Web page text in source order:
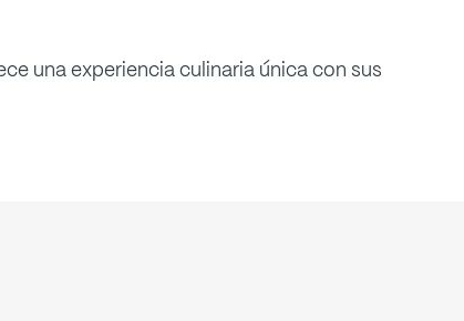
una experiencia culinaria única con sus